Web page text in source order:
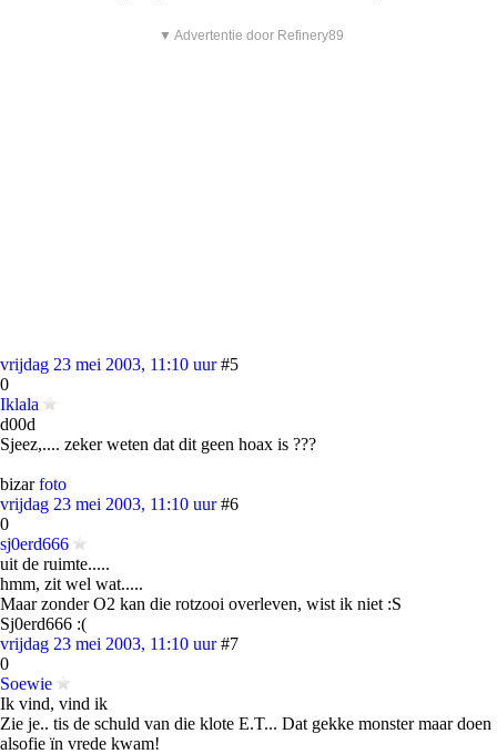
▼ Advertentie door Refinery89
vrijdag 23 mei 2003, 11:10 uur #5
0
Iklala
d00d
Sjeez,.... zeker weten dat dit geen hoax is ???
bizarfoto
vrijdag 23 mei 2003, 11:10 uur #6
0
sj0erd666
uit de ruimte.....
hmm, zit wel wat.....
Maar zonder O2 kan die rotzooi overleven, wist ik niet :S
Sj0erd666 :(
vrijdag 23 mei 2003, 11:10 uur #7
0
Soewie
Ik vind, vind ik
Zie je.. tis de schuld van die klote E.T... Dat gekke monster maar doen
alsofie ïn vrede kwam!